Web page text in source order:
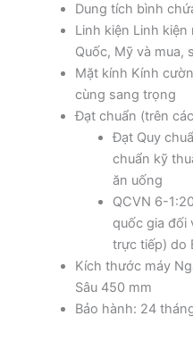
Dung tích bình
Linh kiện Linh
Quốc, Mỹ và mua,
Mặt kính Kính
cùng sang trọng
Đạt chuẩn (trên
Đạt Quy
chuẩn kỹ
ăn uống
QCVN 6-
quốc gia đối
trực tiếp) do
Kích thước máy
Sâu 450 mm
Bảo hành: 24